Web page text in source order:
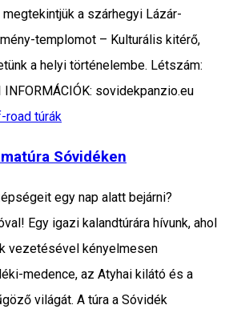
megtekintjük a szárhegyi Lázár-
templomot – Kulturális kitérő,
a helyi történelembe. Létszám:
sovidekpanzio.eu
road túrák
Sóvidéken
egy nap alatt bejárni?
Egy igazi kalandtúrára hívunk, ahol
vezetésével kényelmesen
medence, az Atyhai kilátó és a
világát. A túra a Sóvidék